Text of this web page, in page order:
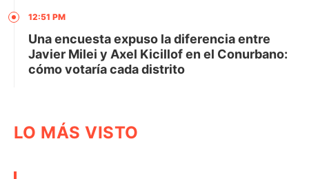
12:51 PM
Una encuesta expuso la diferencia entre
Javier Milei y Axel Kicillof en el Conurbano:
cómo votaría cada distrito
LO MÁS VISTO